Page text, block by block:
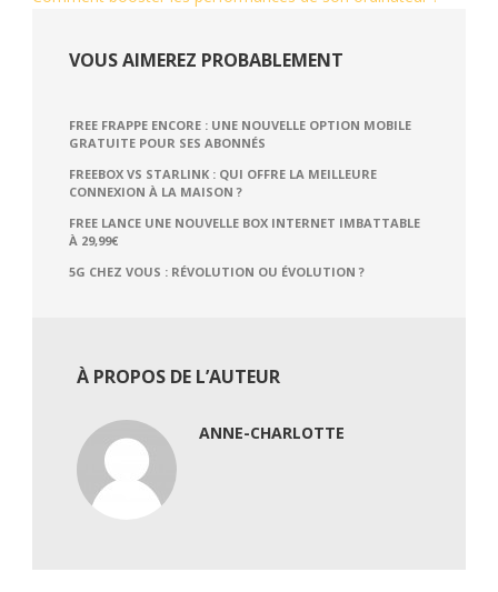
VOUS AIMEREZ PROBABLEMENT
FREE FRAPPE ENCORE : UNE NOUVELLE OPTION MOBILE
GRATUITE POUR SES ABONNÉS
FREEBOX VS STARLINK : QUI OFFRE LA MEILLEURE
CONNEXION À LA MAISON ?
FREE LANCE UNE NOUVELLE BOX INTERNET IMBATTABLE
À 29,99€
5G CHEZ VOUS : RÉVOLUTION OU ÉVOLUTION ?
À PROPOS DE L’AUTEUR
ANNE-CHARLOTTE